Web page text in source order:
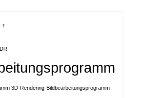
3D-Rendering Bildbearbeitungsprogramm